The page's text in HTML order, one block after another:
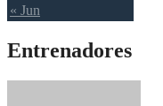
« Jun
Entrenadores